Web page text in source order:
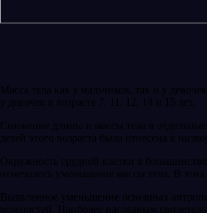
Масса тела как у мальчиков, так и у
у де­вочек в возрасте 7, 11, 12, 14 и 15 лет.
Снижение длины и массы тела в отдельные
детей этого возраста была отнесена к
Окружность грудной клетки в
от­мечалось уменьшение массы тела. В
Выявленное уменьшение основных
можностей. Наиболее наглядным